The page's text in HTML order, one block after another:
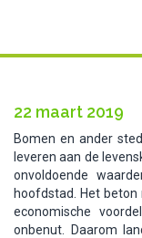
22 maart 2019
Bomen en ander
leveren aan de
onvoldoende
hoofdstad. Het beton
economische
onbenut. Daarom